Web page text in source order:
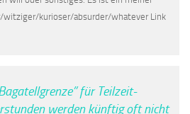
witziger/kurioser/absurder/whatever Link
für Teilzeit-
werden künftig oft nicht